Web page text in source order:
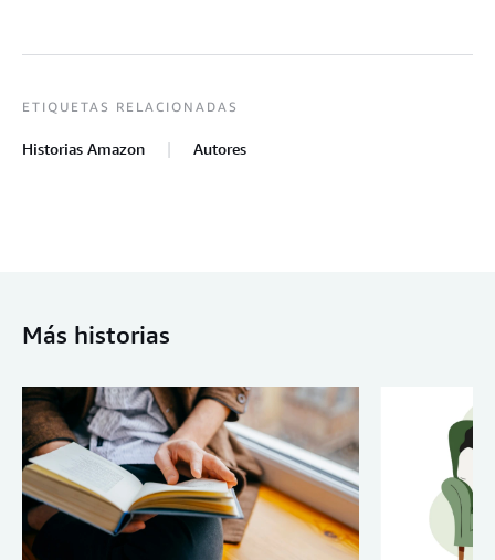
ETIQUETAS RELACIONADAS
Historias Amazon Autores
Más historias